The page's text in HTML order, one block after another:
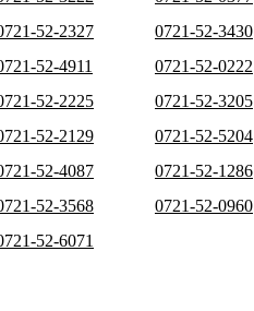
52-2327
0721-52-3430
52-4911
0721-52-0222
52-2225
0721-52-3205
52-2129
0721-52-5204
52-4087
0721-52-1286
52-3568
0721-52-0960
52-6071